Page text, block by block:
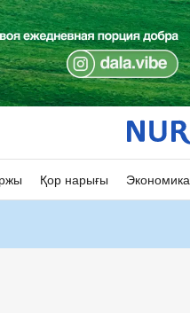
Қор нарығы Экономика